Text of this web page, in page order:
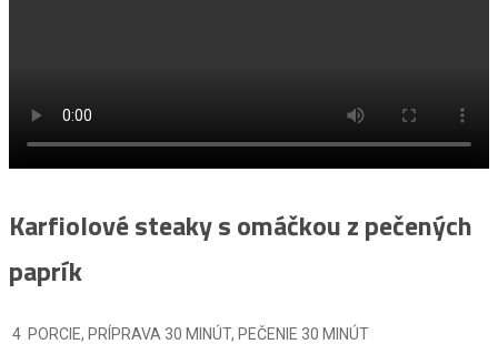
Karfiolové steaky s omáčkou z pečených
paprík
4 PORCIE, PRÍPRAVA 30 MINÚT, PEČENIE 30 MINÚT